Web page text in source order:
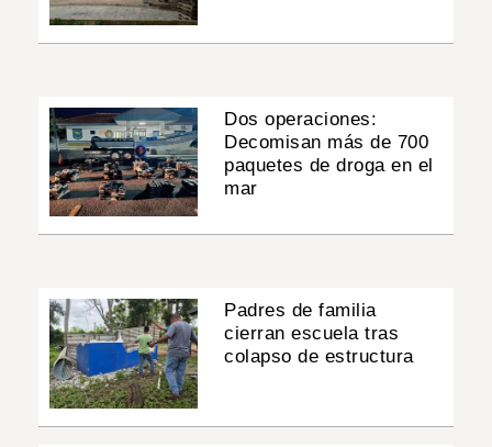
Dos operaciones:
Decomisan más de 700
paquetes de droga en el
mar
Padres de familia
cierran escuela tras
colapso de estructura